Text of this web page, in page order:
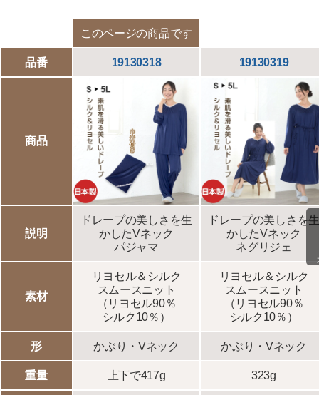
このページの商品です
品番 19130318 19130319
商品
説明
ドレープの美しさを生
かしたVネック
パジャマ
ドレープの美しさを生
かしたVネック
ネグリジェ
素材
リヨセル＆シルク
スムースニット
（リヨセル90％
シルク10％）
リヨセル＆シルク
スムースニット
（リヨセル90％
シルク10％）
形 かぶり・Vネック かぶり・Vネック
重量 上下で417g 323g